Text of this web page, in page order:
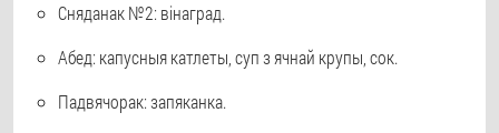
Сняданак №2: вінаград.
Абед: капусныя катлеты, суп з ячнай крупы, сок.
Падвячорак: запяканка.